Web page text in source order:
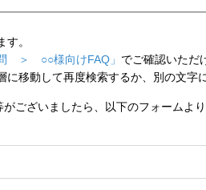
。
問 ＞ ○○様向けFAQ」 でご確認いただ
移動して再度検索するか、別の文字
ございましたら、以下のフォームより